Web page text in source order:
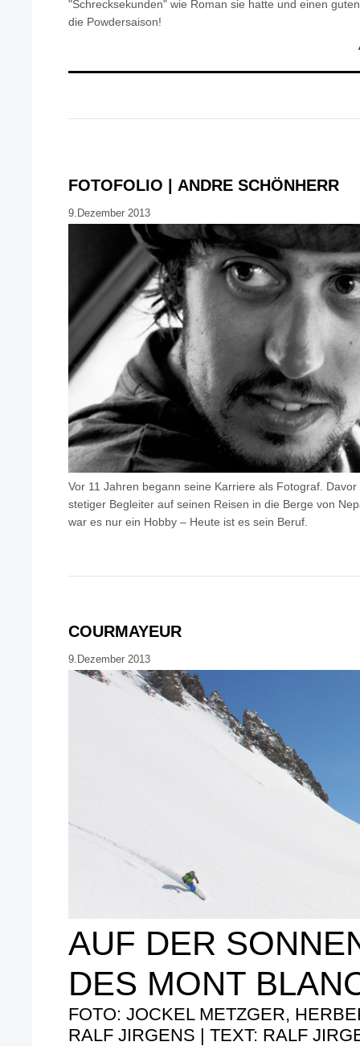
"Schrecksekunden" wie Roman sie hatte und einen
die Powdersaison!
FOTOFOLIO | ANDRE SCHÖNHERR
9.Dezember 2013
Vor 11 Jahren begann seine Karriere als Fotograf.
stetiger Begleiter auf seinen Reisen in die Berge von
war es nur ein Hobby – Heute ist es sein Beruf.
COURMAYEUR
9.Dezember 2013
AUF DER
DES MONT
FOTO: JOCKEL METZGER,
RALF JIRGENS | TEXT: RALF